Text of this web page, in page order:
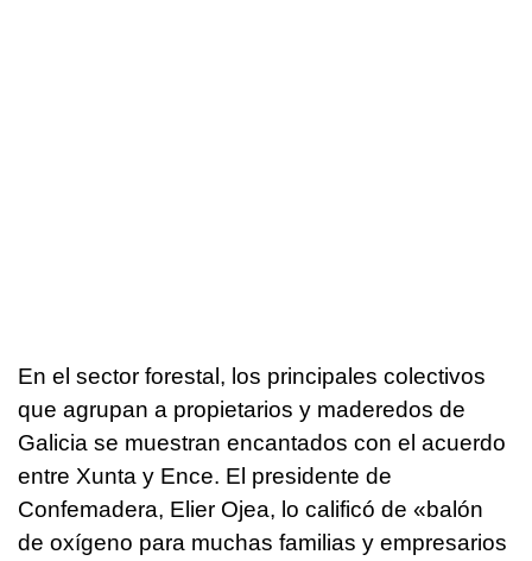
En el sector forestal, los principales colectivos
que agrupan a propietarios y maderedos de
Galicia se muestran encantados con el acuerdo
entre Xunta y Ence. El presidente de
Confemadera, Elier Ojea, lo calificó de «balón
de oxígeno para muchas familias y empresarios